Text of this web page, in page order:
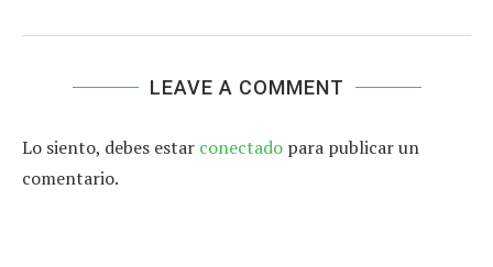
LEAVE A COMMENT
Lo siento, debes estar conectado para publicar un
comentario.